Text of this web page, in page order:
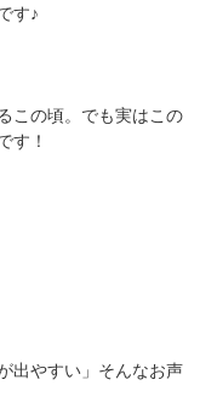
す♪
この頃。でも実はこの
す！
出やすい」そんなお声